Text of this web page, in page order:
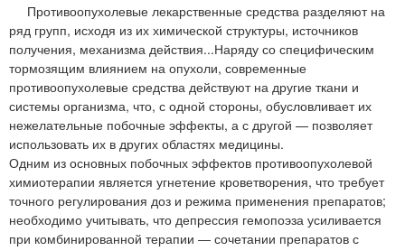
ю
Противоопухолевые лекарственные средства разделяют на
ряд групп, исходя из их химической структуры, источников
получения, механизма действия...Наряду со специфическим
тормозящим влиянием на опухоли, современные
противоопухолевые средства действуют на другие ткани и
системы организма, что, с одной стороны, обусловливает их
нежелательные побочные эффекты, а с другой — позволяет
использовать их в других областях медицины.
Одним из основных побочных эффектов противоопухолевой
химиотерапии является угнетение кроветворения, что требует
точного регулирования доз и режима применения препаратов;
необходимо учитывать, что депрессия гемопоэза усиливается
при комбинированной терапии — сочетании препаратов с